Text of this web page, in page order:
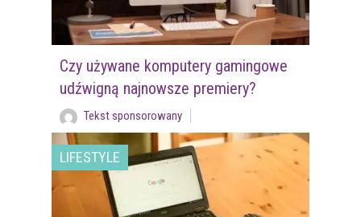
Czy używane komputery gamingowe
udźwigną najnowsze premiery?
Tekst sponsorowany
LIFESTYLE